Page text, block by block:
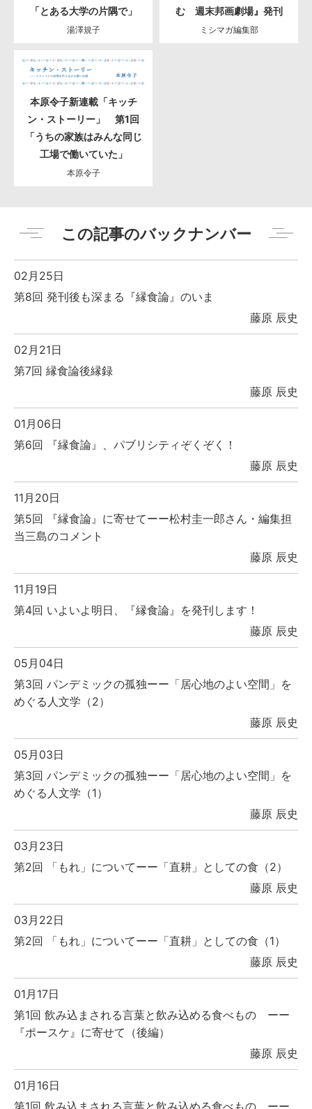
「とある大学の片隅で」
湯澤規子
む 週末邦画劇場』発刊
ミシマガ編集部
本原令子新連載「キッチ
ン・ストーリー」 第1回
「うちの家族はみんな同じ
工場で働いていた」
本原令子
この記事のバックナンバー
02月25日
第8回 発刊後も深まる『縁食論』のいま
藤原 辰史
02月21日
第7回 縁食論後縁録
藤原 辰史
01月06日
第6回 『縁食論』、パブリシティぞくぞく！
藤原 辰史
11月20日
第5回 『縁食論』に寄せてーー松村圭一郎さん・編集担
当三島のコメント
藤原 辰史
11月19日
第4回 いよいよ明日、『縁食論』を発刊します！
藤原 辰史
05月04日
第3回 パンデミックの孤独ーー「居心地のよい空間」を
めぐる人文学（2）
藤原 辰史
05月03日
第3回 パンデミックの孤独ーー「居心地のよい空間」を
めぐる人文学（1）
藤原 辰史
03月23日
第2回 「もれ」についてーー「直耕」としての食（2）
藤原 辰史
03月22日
第2回 「もれ」についてーー「直耕」としての食（1）
藤原 辰史
01月17日
第1回 飲み込まされる言葉と飲み込める食べもの ーー
『ポースケ』に寄せて（後編）
藤原 辰史
01月16日
第1回 飲み込まされる言葉と飲み込める食べもの ーー